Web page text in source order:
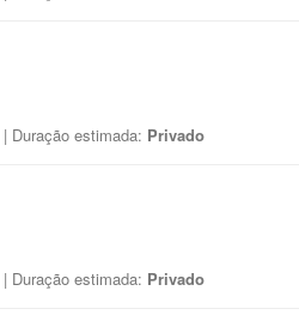
| Duração estimada: Privado
| Duração estimada: Privado